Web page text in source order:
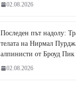
02.08.2026
Последен път надолу:
телата на Нирмал
алпинисти от Броуд
02.08.2026